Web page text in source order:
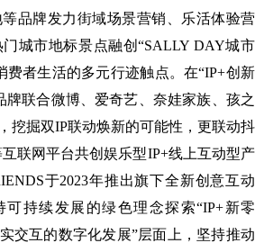
品牌发力街域场景营销、乐活体验营
城市地标景点融创“SALLY DAY城市
费者生活的多元行迹触点。在“IP+创新
牌联合微博、爱奇艺、奈娃家族、孩之
挖掘双IP联动焕新的可能性，更联动抖
联网平台共创娱乐型IP+线上互动型产
于2023年推出旗下全新创意互动
可持续发展的绿色理念探索“IP+新零
交互的数字化发展”层面上，坚持推动